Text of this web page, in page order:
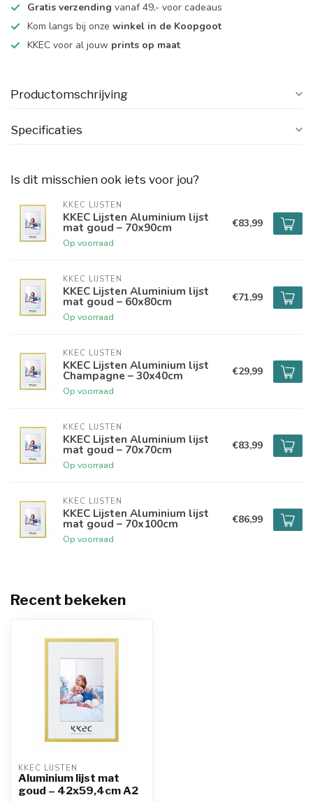
Gratis verzending vanaf 49,- voor cadeaus
Kom langs bij onze winkel in de Koopgoot
KKEC voor al jouw prints op maat
Productomschrijving
Specificaties
Is dit misschien ook iets voor jou?
KKEC LIJSTEN
KKEC Lijsten Aluminium lijst
mat goud – 70x90cm
Op voorraad
€83,99
KKEC LIJSTEN
KKEC Lijsten Aluminium lijst
mat goud – 60x80cm
Op voorraad
€71,99
KKEC LIJSTEN
KKEC Lijsten Aluminium lijst
Champagne – 30x40cm
Op voorraad
€29,99
KKEC LIJSTEN
KKEC Lijsten Aluminium lijst
mat goud – 70x70cm
Op voorraad
€83,99
KKEC LIJSTEN
KKEC Lijsten Aluminium lijst
mat goud – 70x100cm
Op voorraad
€86,99
Recent bekeken
KKEC LIJSTEN
Aluminium lijst mat
goud – 42x59,4cm A2